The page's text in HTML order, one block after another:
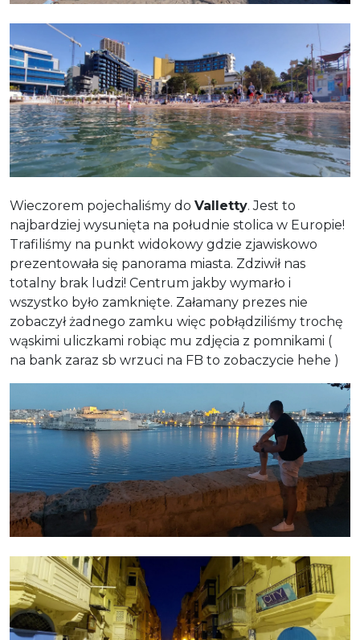
Wieczorem pojechaliśmy do Valletty. Jest to
najbardziej wysunięta na południe stolica w Europie!
Trafiliśmy na punkt widokowy gdzie zjawiskowo
prezentowała się panorama miasta. Zdziwił nas
totalny brak ludzi! Centrum jakby wymarło i
wszystko było zamknięte. Załamany prezes nie
zobaczył żadnego zamku więc pobłądziliśmy trochę
wąskimi uliczkami robiąc mu zdjęcia z pomnikami (
na bank zaraz sb wrzuci na FB to zobaczycie hehe )